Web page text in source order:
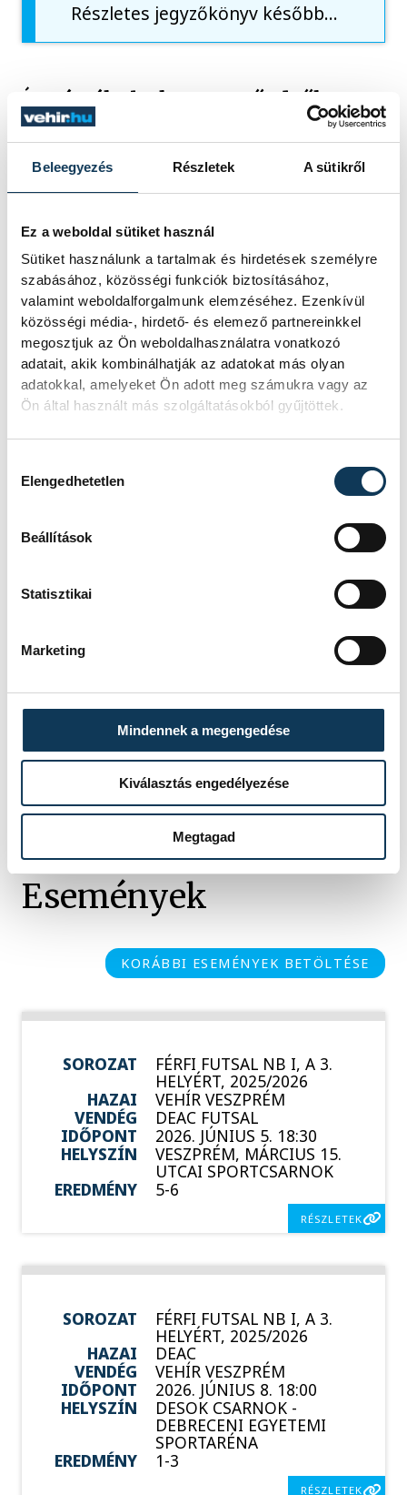
Beleegyezés Részletek A sütikről
Ez a weboldal sütiket használ
Sütiket használunk a tartalmak és hirdetések személyre
szabásához, közösségi funkciók biztosításához,
valamint weboldalforgalmunk elemzéséhez. Ezenkívül
közösségi média-, hirdető- és elemező partnereinkkel
megosztjuk az Ön weboldalhasználatra vonatkozó
adatait, akik kombinálhatják az adatokat más olyan
adatokkal, amelyeket Ön adott meg számukra vagy az
Ön által használt más szolgáltatásokból gyűjtöttek.
Elengedhetetlen
Beállítások
Statisztikai
Marketing
Mindennek a megengedése
Kiválasztás engedélyezése
Megtagad
Részletes jegyzőkönyv később…
Így értékeltek a vezetőedzők:
Javi Rodríguez
: – Kiélezett a bajnokság,
rengeteg meccsünk van még, nem lehet a
mai eredményből semmire sem
következtetni. A védekezés volt a
győzelmünk kulcsa, mindenki megérdemli,
hogy pihenjen majd hétvégén!
Koós Károly:– Dróth Zoltán személye
minden tekintetben hatalmas erősítés volt
reagálni. Nyílt derbi volt, de
sport
SZERZŐ
vehir.hu
Tál
Dominik
Események
KORÁBBI ESEMÉNYEK BETÖLTÉSE
SOROZAT FÉRFI FUTSAL NB I, A 3.
HELYÉRT, 2025/2026
HAZAI
VEHÍR VESZPRÉM
VENDÉG
DEAC FUTSAL
IDŐPONT
2026. JÚNIUS 5. 18:30
HELYSZÍN
VESZPRÉM, MÁRCIUS 15.
UTCAI SPORTCSARNOK
EREDMÉNY
5-6
RÉSZLETEK
SOROZAT FÉRFI FUTSAL NB I, A 3.
HELYÉRT, 2025/2026
HAZAI
DEAC
VENDÉG
VEHÍR VESZPRÉM
IDŐPONT
2026. JÚNIUS 8. 18:00
HELYSZÍN
DESOK CSARNOK -
DEBRECENI EGYETEMI
SPORTARÉNA
EREDMÉNY
1-3
RÉSZLETEK